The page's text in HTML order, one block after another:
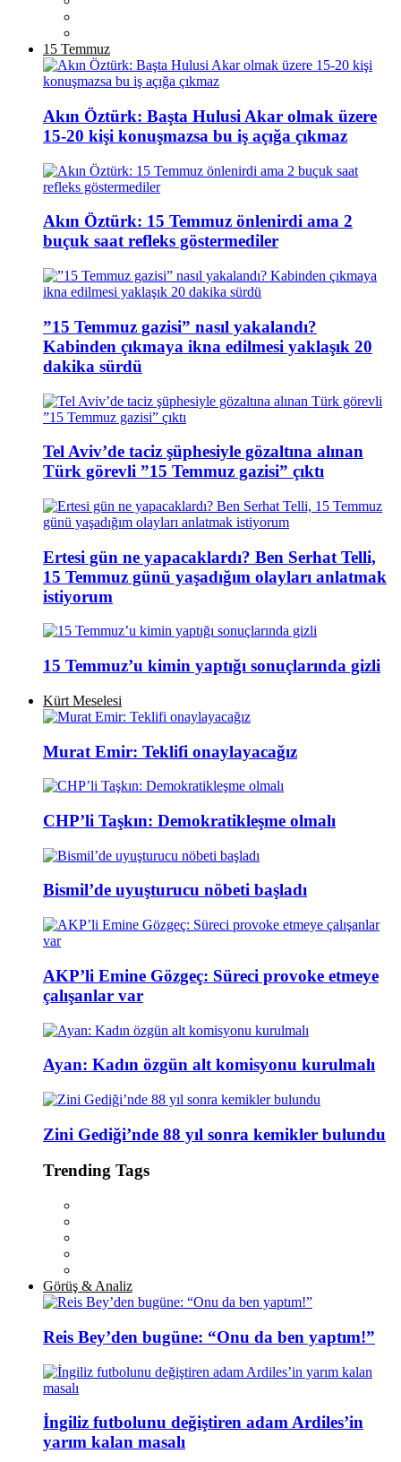
15 Temmuz
Akın Öztürk: Başta Hulusi Akar olmak üzere
15-20 kişi konuşmazsa bu iş açığa çıkmaz
Akın Öztürk: 15 Temmuz önlenirdi ama 2
buçuk saat refleks göstermediler
”15 Temmuz gazisi” nasıl yakalandı?
Kabinden çıkmaya ikna edilmesi yaklaşık 20
dakika sürdü
Tel Aviv’de taciz şüphesiyle gözaltına alınan
Türk görevli ”15 Temmuz gazisi” çıktı
Ertesi gün ne yapacaklardı? Ben Serhat Telli,
15 Temmuz günü yaşadığım olayları anlatmak
istiyorum
15 Temmuz’u kimin yaptığı sonuçlarında gizli
Kürt Meselesi
Murat Emir: Teklifi onaylayacağız
CHP’li Taşkın: Demokratikleşme olmalı
Bismil’de uyuşturucu nöbeti başladı
AKP’li Emine Gözgeç: Süreci provoke etmeye
çalışanlar var
Ayan: Kadın özgün alt komisyonu kurulmalı
Zini Gediği’nde 88 yıl sonra kemikler bulundu
Trending Tags
Görüş & Analiz
Reis Bey’den bugüne: “Onu da ben yaptım!”
İngiliz futbolunu değiştiren adam Ardiles’in
yarım kalan masalı